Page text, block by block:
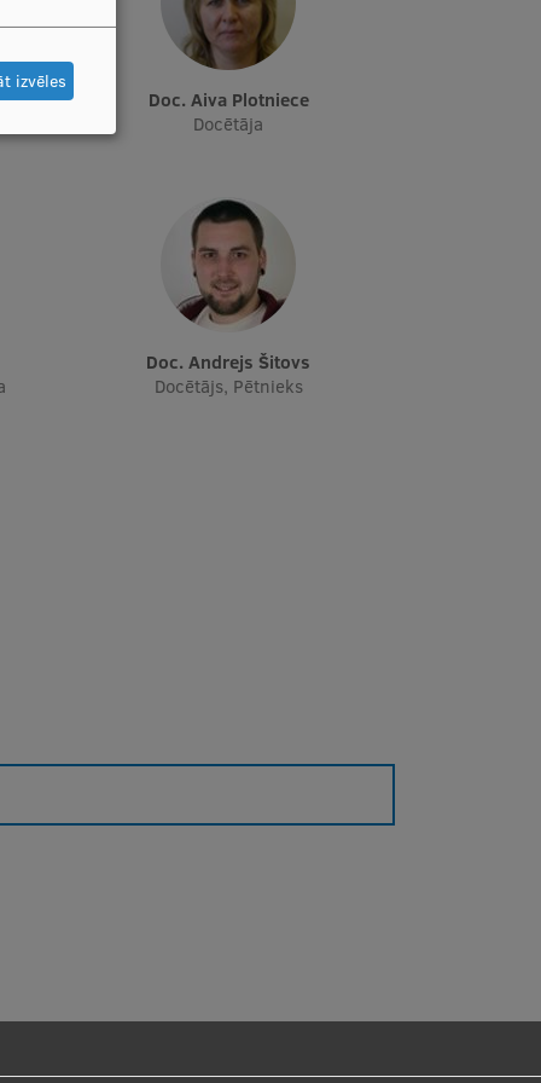
Doc. Aiva Plotniece
Docētāja
Doc. Andrejs Šitovs
Docētājs, Pētnieks
izvēles